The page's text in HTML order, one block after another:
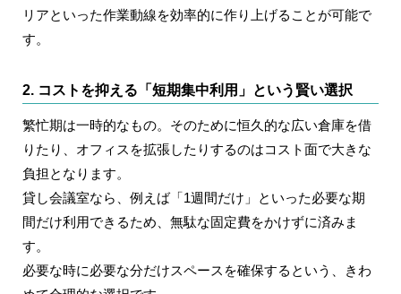
リアといった作業動線を効率的に作り上げることが可能で
す。
2. コストを抑える「短期集中利用」という賢い選択
繁忙期は一時的なもの。そのために恒久的な広い倉庫を借
りたり、オフィスを拡張したりするのはコスト面で大きな
負担となります。
貸し会議室なら、例えば「1週間だけ」といった必要な期
間だけ利用できるため、無駄な固定費をかけずに済みま
す。
必要な時に必要な分だけスペースを確保するという、きわ